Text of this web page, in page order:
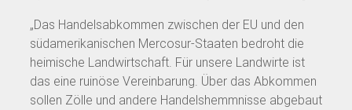
„Das Handelsabkommen zwischen der EU und den
südamerikanischen Mercosur-Staaten bedroht die
heimische Landwirtschaft. Für unsere Landwirte ist
das eine ruinöse Vereinbarung. Über das Abkommen
sollen Zölle und andere Handelshemmnisse abgebaut